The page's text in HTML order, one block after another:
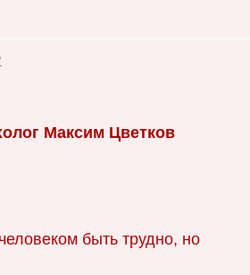
Максим Цветков
быть трудно, но